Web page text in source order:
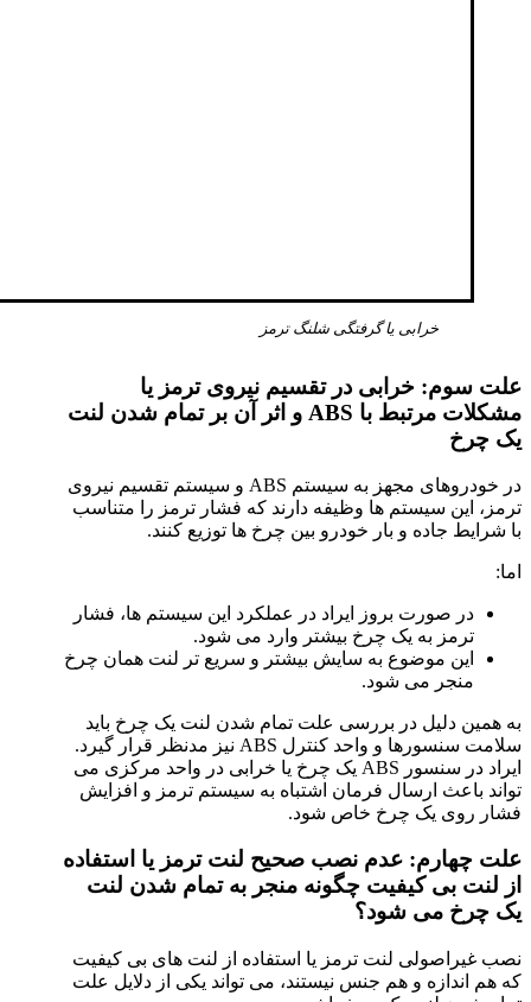
خرابی یا گرفتگی شلنگ ترمز
علت سوم: خرابی در تقسیم نیروی ترمز یا
مشکلات مرتبط با ABS و اثر آن بر تمام شدن لنت
یک چرخ
در خودروهای مجهز به سیستم ABS و سیستم تقسیم نیروی
ترمز، این سیستم ها وظیفه دارند که فشار ترمز را متناسب
با شرایط جاده و بار خودرو بین چرخ ها توزیع کنند.
اما:
در صورت بروز ایراد در عملکرد این سیستم ها، فشار
ترمز به یک چرخ بیشتر وارد می شود.
این موضوع به سایش بیشتر و سریع تر لنت همان چرخ
منجر می شود.
به همین دلیل در بررسی علت تمام شدن لنت یک چرخ باید
سلامت سنسورها و واحد کنترل ABS نیز مدنظر قرار گیرد.
ایراد در سنسور ABS یک چرخ یا خرابی در واحد مرکزی می
تواند باعث ارسال فرمان اشتباه به سیستم ترمز و افزایش
فشار روی یک چرخ خاص شود.
علت چهارم: عدم نصب صحیح لنت ترمز یا استفاده
از لنت بی کیفیت چگونه منجر به تمام شدن لنت
یک چرخ می شود؟
نصب غیراصولی لنت ترمز یا استفاده از لنت های بی کیفیت
که هم اندازه و هم جنس نیستند، می تواند یکی از دلایل علت